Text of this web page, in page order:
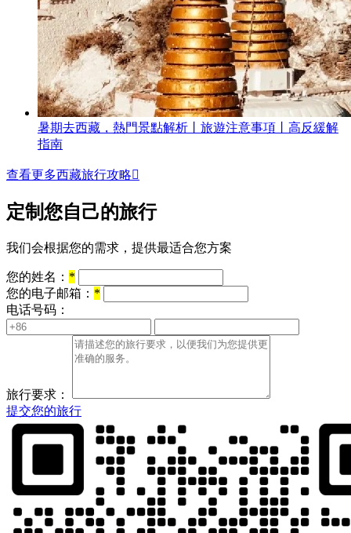
暑期去西藏，熱門景點解析丨旅遊注意事項丨高反緩解
指南
查看更多西藏旅行攻略
定制您自己的旅行
我们会根据您的需求，提供最适合您方案
您的姓名： *
您的电子邮箱： *
电话号码：
旅行要求：
提交您的旅行